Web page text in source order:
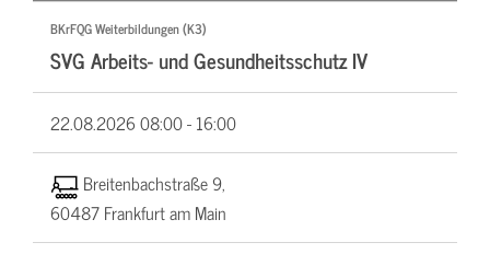
BKrFQG Weiterbildungen (K3)
SVG Arbeits- und Gesundheitsschutz IV
22.08.202608:00 - 16:00
Breitenbachstraße 9,
60487 Frankfurt am Main